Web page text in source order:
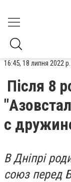
16:45, 18 липня 2022 р.
Після 8
с
В Дніпрі
союз перед